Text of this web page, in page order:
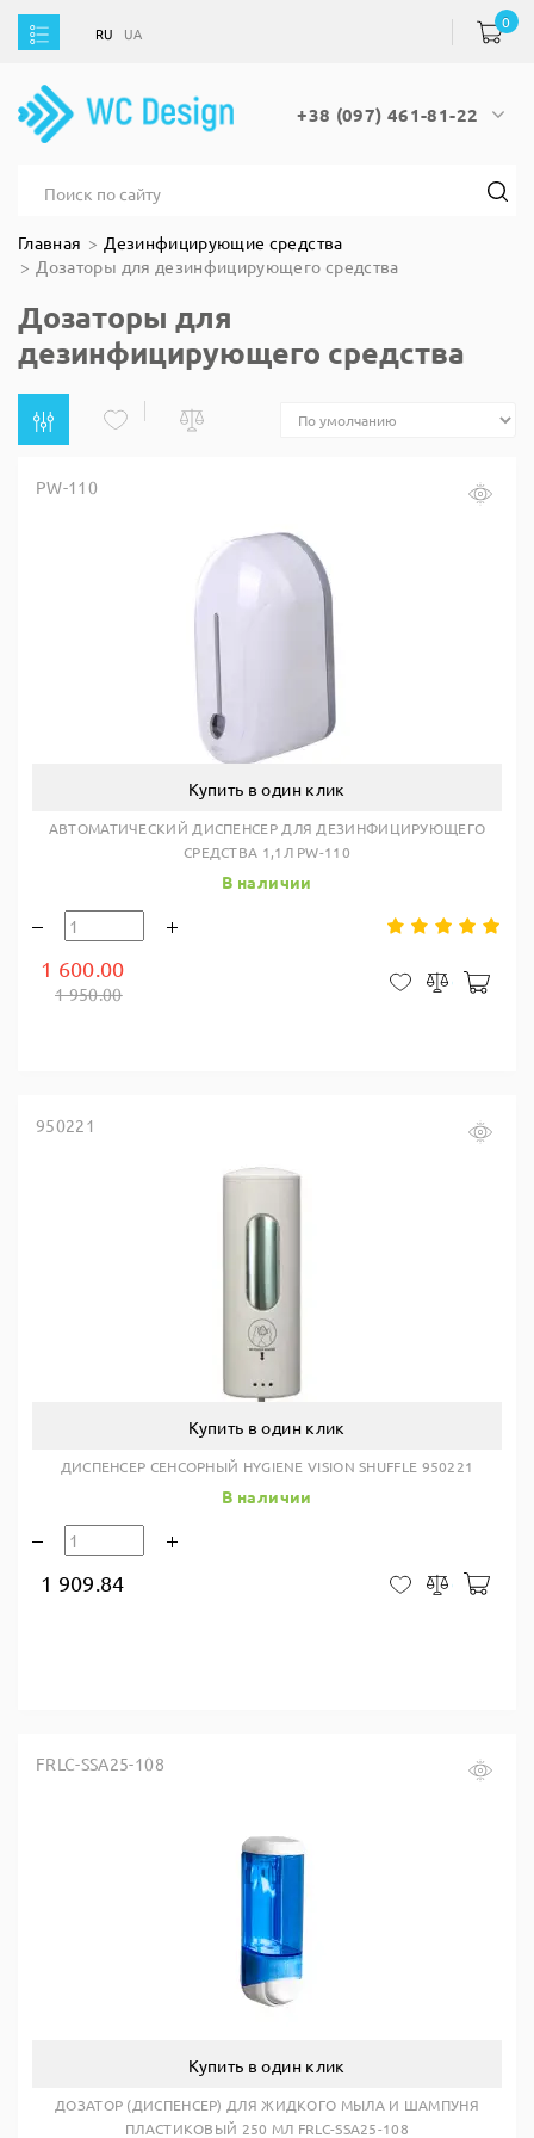
UA
+38 (097) 461-81-22
RU UA
0
Главная
Дезинфицирующие средства
Дозаторы для дезинфицирующего средства
Дозаторы для
дезинфицирующего средства
PW-110
Купить в один клик
АВТОМАТИЧЕСКИЙ ДИСПЕНСЕР ДЛЯ ДЕЗИНФИЦИРУЮЩЕГО
СРЕДСТВА 1,1Л PW-110
В наличии
1 600.00
1 950.00
В закладки
Сравнить
950221
Купить в один клик
ДИСПЕНСЕР СЕНСОРНЫЙ HYGIENE VISION SHUFFLE 950221
В наличии
1 909.84 В закладки
Сравнить
FRLC-SSA25-108
Купить в один клик
ДОЗАТОР (ДИСПЕНСЕР) ДЛЯ ЖИДКОГО МЫЛА И ШАМПУНЯ
ПЛАСТИКОВЫЙ 250 МЛ FRLC-SSA25-108